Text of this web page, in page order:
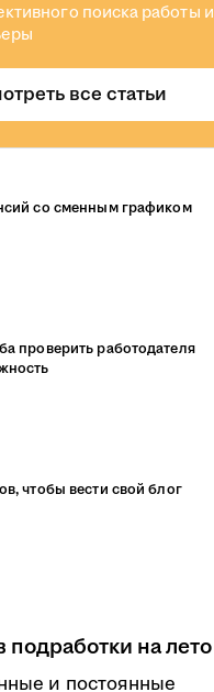
поиска работы и
все статьи
со сменным графиком
проверить работодателя
чтобы вести свой блог
подработки на лето
и постоянные